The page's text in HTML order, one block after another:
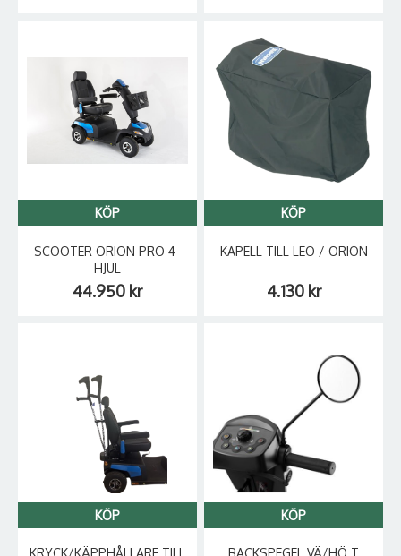
KÖP
SCOOTER ORION PRO 4-
HJUL
44.950 kr
KÖP
KAPELL TILL LEO / ORION
4.130 kr
KÖP
KRYCK/KÄPPHÅLLARE TILL
KÖP
BACKSPEGEL VÄ/HÖ T